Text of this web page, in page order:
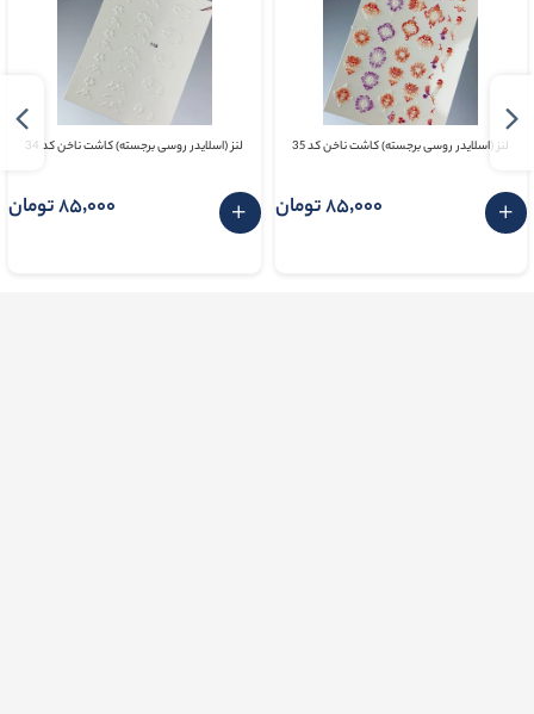
لنز (اسلایدر روسی برجسته) کاشت ناخن کد 35
85٬000 تومان
لنز (اسلایدر روسی برجسته) کاشت ناخن کد 34
85٬000 تومان